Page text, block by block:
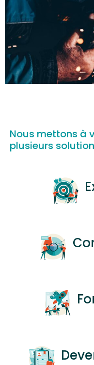
Nous mettons à
plusieurs